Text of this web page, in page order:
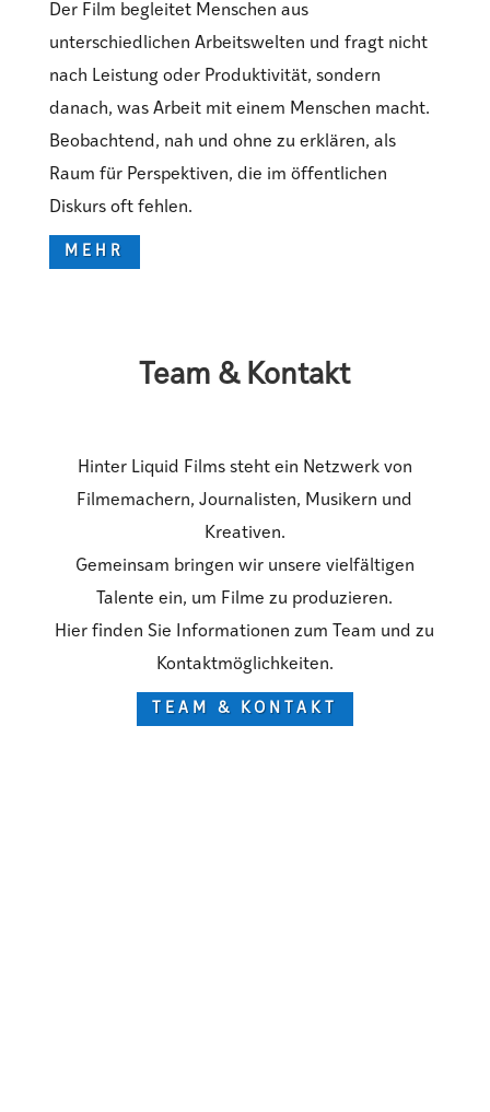
Der Film begleitet Menschen aus
unterschiedlichen Arbeitswelten und fragt nicht
nach Leistung oder Produktivität, sondern
danach, was Arbeit mit einem Menschen macht.
Beobachtend, nah und ohne zu erklären, als
Raum für Perspektiven, die im öffentlichen
Diskurs oft fehlen.
MEHR
Team & Kontakt
Hinter Liquid Films steht ein Netzwerk von
Filmemachern, Journalisten, Musikern und
Kreativen.
Gemeinsam bringen wir unsere vielfältigen
Talente ein, um Filme zu produzieren.
Hier finden Sie Informationen zum Team und zu
Kontaktmöglichkeiten.
TEAM & KONTAKT